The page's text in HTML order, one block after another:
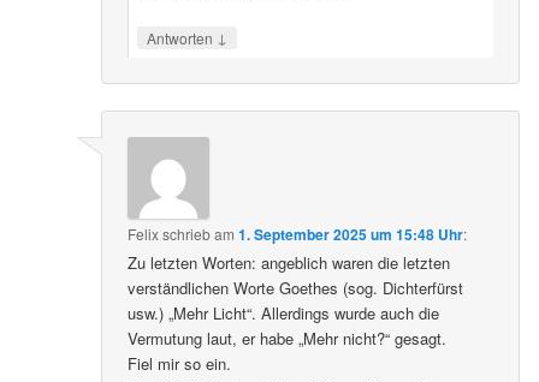
Antworten ↓
Felixschriebam1. September 2025 um 15:48 Uhr:
Zu letzten Worten: angeblich waren die letzten
verständlichen Worte Goethes (sog. Dichterfürst
usw.) „Mehr Licht“. Allerdings wurde auch die
Vermutung laut, er habe „Mehr nicht?“ gesagt.
Fiel mir so ein.